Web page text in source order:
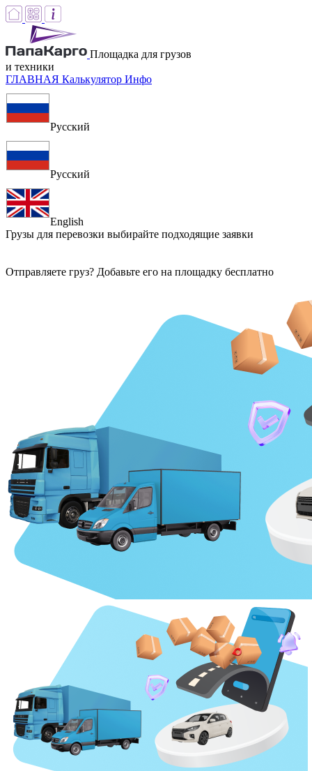
Площадка для грузов
и техники
ГЛАВНАЯ Калькулятор Инфо
Русский
Русский
English
Грузы для перевозки выбирайте подходящие заявки
Отправляете груз? Добавьте его на площадку бесплатно